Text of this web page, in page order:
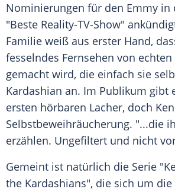
Nominierungen für den Emmy in
"Beste Reality-TV-Show"
Familie weiß aus erster Hand,
fesselndes Fernsehen von
gemacht wird, die einfach sie
Kardashian an. Im Publikum gibt
ersten hörbaren Lacher, doch
Selbstbeweihräucherung. "...die
erzählen. Ungefiltert und nicht
Gemeint ist natürlich die Serie
the Kardashians", die sich um